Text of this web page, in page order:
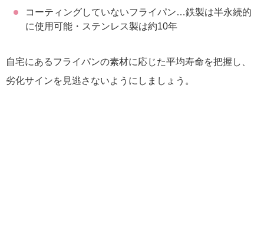
コーティングしていないフライパン…鉄製は半永続的
に使用可能・ステンレス製は約10年
自宅にあるフライパンの素材に応じた平均寿命を把握し、
劣化サインを見逃さないようにしましょう。